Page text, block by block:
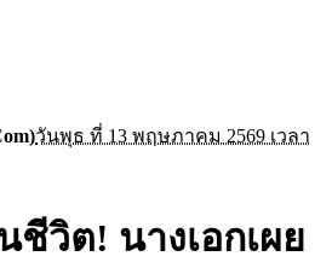
วันพุธ ที่ 13 พฤษภาคม 2569 เวลา
ชีวิต! นางเอกเผย